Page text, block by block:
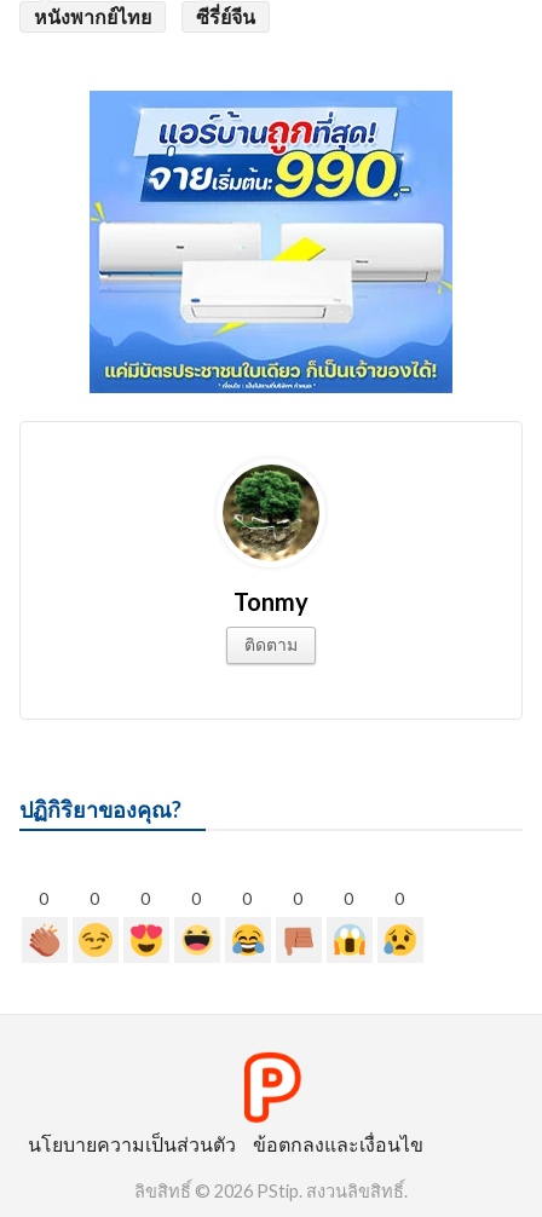
หนังพากย์ไทย
ซีรี่ย์จีน
Tonmy
ติดตาม
ปฏิกิริยาของคุณ?
0 0 0 0 0 0 0 0
นโยบายความเป็นส่วนตัว ข้อตกลงและเงื่อนไข
ลิขสิทธิ์ © 2026 PStip. สงวนลิขสิทธิ์.